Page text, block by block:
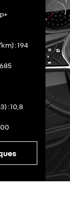
km) 194
10,8